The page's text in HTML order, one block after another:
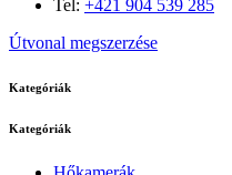
Tel: +421 904 539 285
Útvonal megszerzése
Kategóriák
Kategóriák